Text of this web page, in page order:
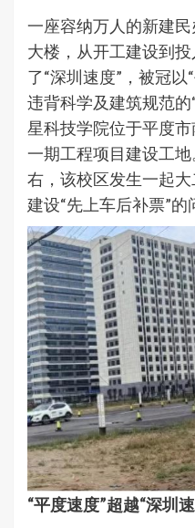
一座容纳万人的新建
大楼，从开工建设到
了“深圳速度”，被冠以
违背科学及建筑规范
星科技学院位于平度
一期工程项目建设工
右，该校区发生一起
建设“先上车后补票”的
“平度速度”超越“深圳